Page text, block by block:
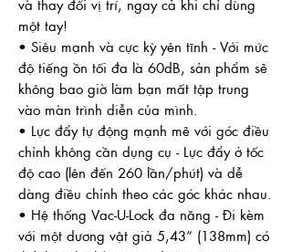
một tay!
• Siêu mạnh và cực kỳ yên tĩnh - Với mức
độ tiếng ồn tối đa là 60dB, sản phẩm sẽ
không bao giờ làm bạn mất tập trung
vào màn trình diễn của mình.
• Lực đẩy tự động mạnh mẽ với góc điều
chỉnh không cần dụng cụ - Lực đẩy ở tốc
độ cao (lên đến 260 lần/phút) và dễ
dàng điều chỉnh theo các góc khác nhau.
• Hệ thống Vac-U-Lock đa năng - Đi kèm
với một dương vật giả 5,43” (138mm) có